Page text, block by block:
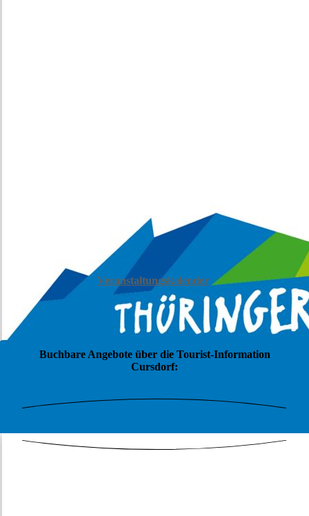
Veranstaltungskalender
Buchbare Angebote über die Tourist-Information
Cursdorf: